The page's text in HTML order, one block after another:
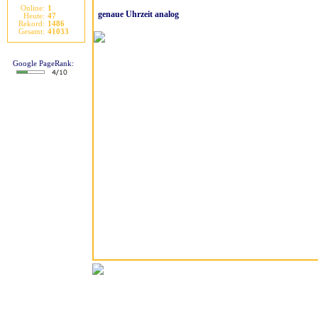
Online:
Heute:
Rekord:
Gesamt:
1
47
1486
41033
Google PageRank:
genaue Uhrzeit analog